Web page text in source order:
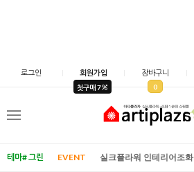
로그인 회원가입
첫구매 7
장바구니
0
메
테마# 그린 EVENT 실크플라워 인테리어조화